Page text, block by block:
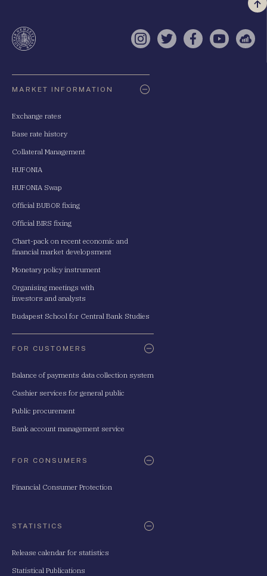
a
Instagram
TwitterFacebook
YouTube
MARKET INFORMATION
Exchange rates
Base rate history
Collateral Management
HUFONIA
HUFONIA Swap
Official BUBOR fixing
Official BIRS fixing
Chart-pack on recent economic and
financial market developsment
Monetary policy instrument
Organising meetings with
investors and analysts
Budapest School for Central Bank Studies
FOR CUSTOMERS
Balance of payments data collection system
Cashier services for general public
Public procurement
Bank account management service
FOR CONSUMERS
Financial Consumer Protection
STATISTICS
Release calendar for statistics
Statistical Publications